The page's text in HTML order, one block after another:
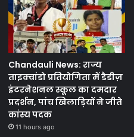
Chandauli News: राज्य
ताइक्वांडो प्रतियोगिता में डैडीज़
इंटरनेशनल स्कूल का दमदार
प्रदर्शन, पांच खिलाड़ियों ने जीते
कांस्य पदक
11 hours ago